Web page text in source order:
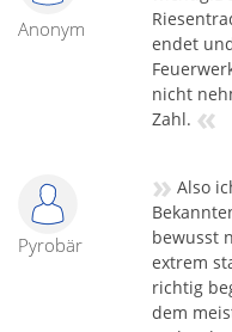
Anonym
endet
nicht
Zahl. «
Pyrobär
» Also
bewusst
extrem
richtig
dem